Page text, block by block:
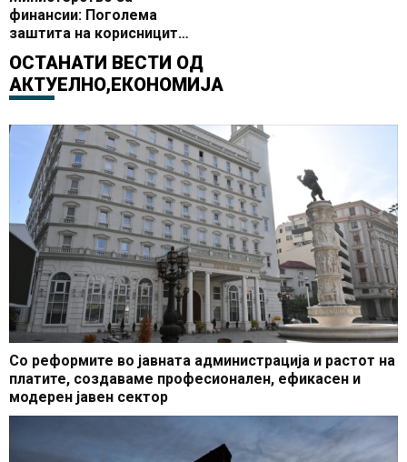
финансии: Поголема
заштита на корисниците
ОСТАНАТИ ВЕСТИ ОД
АКТУЕЛНО,ЕКОНОМИЈА
Со реформите во јавната администрација и растот на
платите, создаваме професионален, ефикасен и
модерен јавен сектор